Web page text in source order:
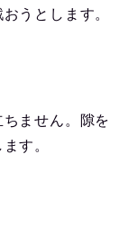
うとします。
ません。隙を
す。